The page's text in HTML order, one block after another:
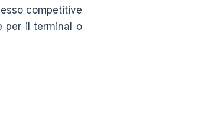
competitive
per il terminal o